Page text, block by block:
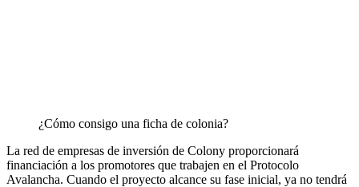
¿Cómo consigo una ficha de colonia?
La red de empresas de inversión de Colony proporcionará
financiación a los promotores que trabajen en el Protocolo
Avalancha. Cuando el proyecto alcance su fase inicial, ya no tendrá